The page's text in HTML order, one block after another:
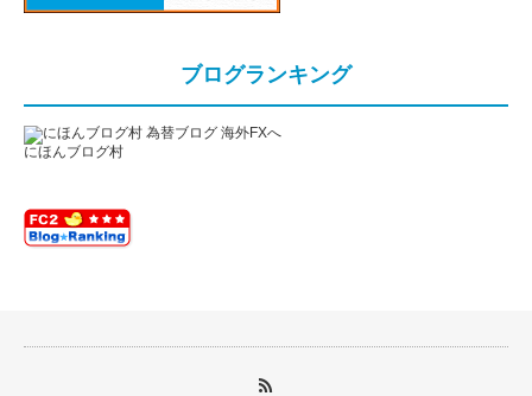
ブログランキング
にほんブログ村